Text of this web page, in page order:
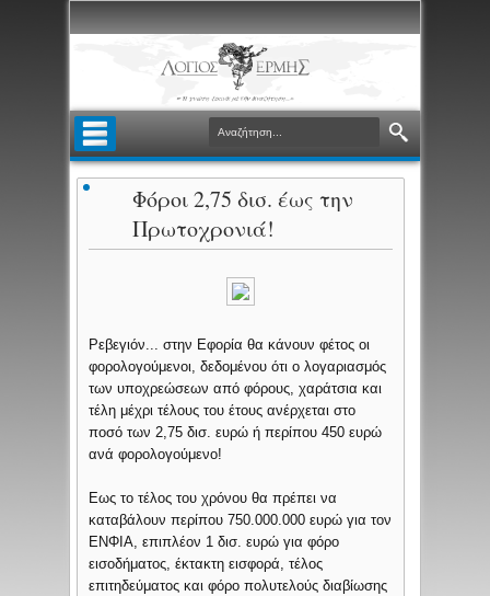
Φόροι 2,75 δισ. έως την
Πρωτοχρονιά!
Ρεβεγιόν... στην Εφορία θα κάνουν φέτος οι
φορολογούμενοι, δεδομένου ότι ο λογαριασμός
των υποχρεώσεων από φόρους, χαράτσια και
τέλη μέχρι τέλους του έτους ανέρχεται στο
ποσό των 2,75 δισ. ευρώ ή περίπου 450 ευρώ
ανά φορολογούμενο!
Εως το τέλος του χρόνου θα πρέπει να
καταβάλουν περίπου 750.000.000 ευρώ για τον
ΕΝΦΙΑ, επιπλέον 1 δισ. ευρώ για φόρο
εισοδήματος, έκτακτη εισφορά, τέλος
επιτηδεύματος και φόρο πολυτελούς διαβίωσης